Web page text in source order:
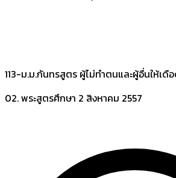
113-ม.ม.กันทรสูตร ผู้ไม่ทำตนและผู้อื่นให้เดื
02. พระสูตรศึกษา 2 สิงหาคม 2557